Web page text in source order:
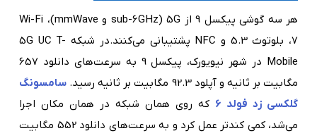
هر سه گوشی پیکسل 9 از 5G (sub-6GHz و mmWave)، Wi-Fi
7، بلوتوث 5.3 و NFC پشتیبانی می‌کنند.در شبکه 5G UC T-
Mobile در شهر نیویورک، پیکسل 9 به سرعت‌های دانلود 657
مگابیت بر ثانیه و آپلود 92.3 مگابیت بر ثانیه رسید.
سامسونگ
گلکسی زد فولد 6
که روی همان شبکه در همان مکان اجرا
می‌شد، کمی کندتر عمل کرد و به سرعت‌های دانلود 552 مگابیت